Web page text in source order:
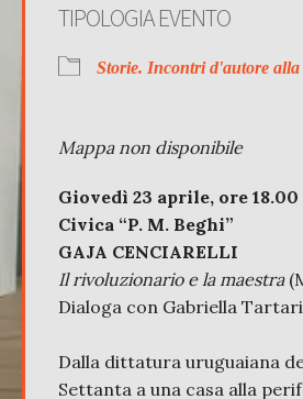
TIPOLOGIA EVENTO
Storie. Incontri d'autore alla
Mappa non disponibile
Giovedì 23 aprile, ore
Civica “P. M. Beghi”
GAJA CENCIARELLI
Il rivoluzionario e la maestra
Dialoga con Gabriella
Dalla dittatura uruguaiana
Settanta a una casa alla